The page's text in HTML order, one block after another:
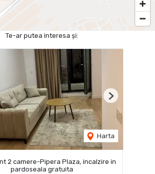
Te-ar putea interesa și:
Harta
Next
2 camere-Pipera Plaza, incalzire in
pardoseala gratuita